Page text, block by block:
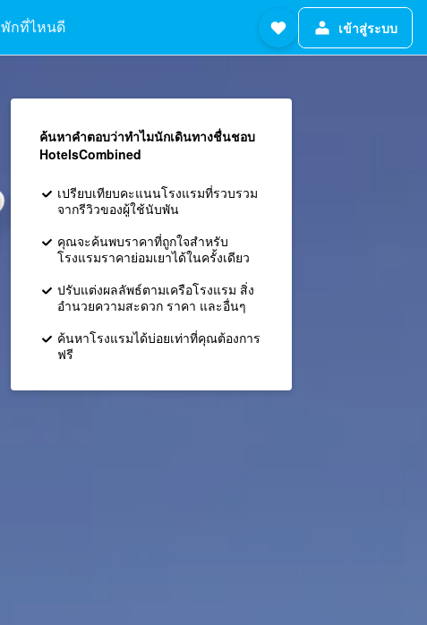
พักที่ไหนดี เข้าสู่ระบบ
ค้นหาคำตอบว่าทำไมนักเดินทางชื่นชอบ
HotelsCombined
เปรียบเทียบคะแนนโรงแรมที่รวบรวม
จากรีวิวของผู้ใช้นับพัน
คุณจะค้นพบราคาที่ถูกใจสำหรับ
โรงแรมราคาย่อมเยาได้ในครั้งเดียว
ปรับแต่งผลลัพธ์ตามเครือโรงแรม สิ่ง
อำนวยความสะดวก ราคา และอื่นๆ
ค้นหาโรงแรมได้บ่อยเท่าที่คุณต้องการ
ฟรี